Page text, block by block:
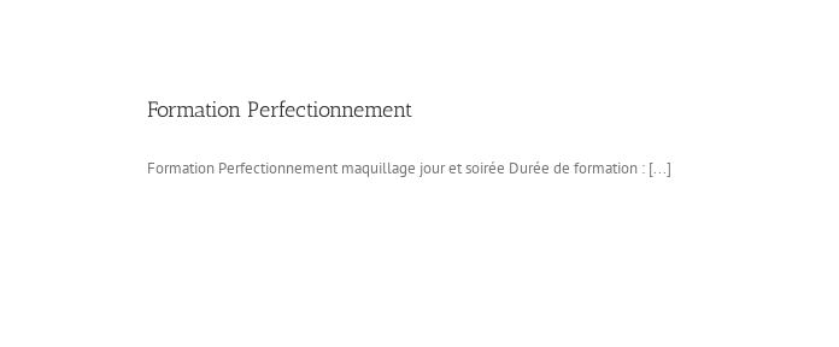
Formation Perfectionnement
Formation Perfectionnement maquillage jour et soirée Durée de formation : [...]